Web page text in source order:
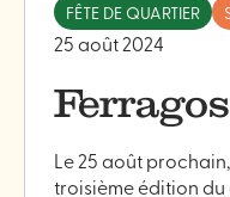
FÊTE DE QUARTIER
25 août 2024
Le 25 août prochain,
troisième édition